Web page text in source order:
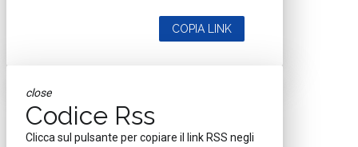
COPIA LINK
close
Codice Rss
Clicca sul pulsante per copiare il link RSS negli